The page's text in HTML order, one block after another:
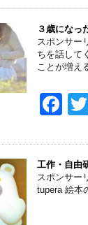
c
e
b
o
３歳になっ
スポンサー
ちを話して
ことが増え
F
c
e
b
工作・自由
スポンサー
tupera 絵本